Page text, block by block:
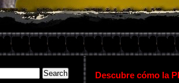
Descubre cómo la